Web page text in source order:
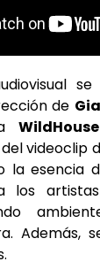
de
videoclip
la esencia
los
Además,